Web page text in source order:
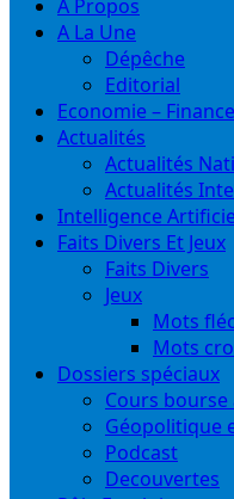
A Propos
A La Une
Dépêche
Editorial
Economie –
Actualités
Actualités
Actualités
Intelligence
Faits Divers Et Jeux
Faits Divers
Jeux
Mots
Mots
Dossiers spéciaux
Cours
Géopolitique
Podcast
Decouvertes